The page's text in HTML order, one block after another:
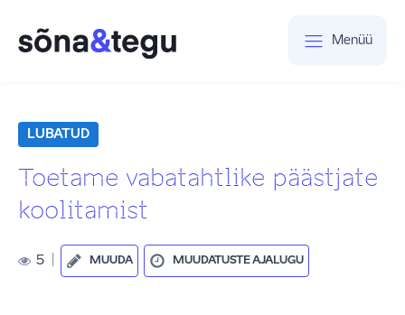
Menüü
LUBATUD
Toetame vabatahtlike päästjate
koolitamist
5 MUUDA MUUDATUSTE AJALUGU